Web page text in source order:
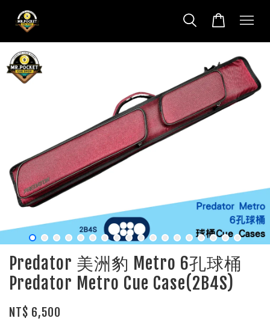
Predator 美洲豹 Metro 6孔球桶
Predator Metro Cue Case(2B4S)
NT$ 6,500